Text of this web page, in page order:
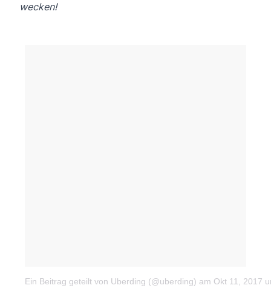
wecken!
Ein Beitrag geteilt von Uberding (@uberding) am Okt 11, 2017